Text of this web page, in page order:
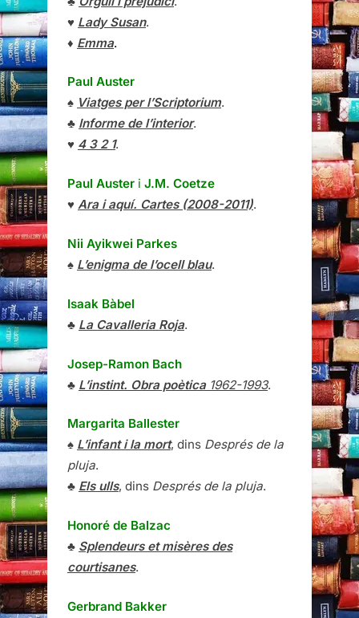
♥ Lady Susan.
♦ Emma.
Paul Auster
♠ Viatges per l’Scriptorium.
♣ Informe de l’interior.
♥ 4 3 2 1.
Paul Auster i J.M. Coetze
♥ Ara i aquí. Cartes (2008-2011).
Nii Ayikwei Parkes
♠ L’enigma de l’ocell blau.
Isaak Bàbel
♣ La Cavalleria Roja.
Josep-Ramon Bach
♣ L’instint. Obra poètica1962-1993.
Margarita Ballester
♠ L’infant i la mort, dins Després de la
pluja.
♣ Els ulls, dins Després de la pluja.
Honoré de Balzac
♣ Splendeurs et misères des
courtisanes.
Gerbrand Bakker